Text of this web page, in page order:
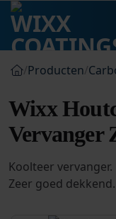
Ga
naar
inhoud
/Producten/
Wixx
Vervanger
Koolteer vervanger.
Zeer goed dekkend.